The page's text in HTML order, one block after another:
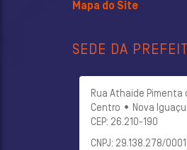
Mapa do Site
SEDE DA
Rua Athaide Pimenta
Centro • Nova
CEP: 26.210-190
CNPJ: 29.138.278/